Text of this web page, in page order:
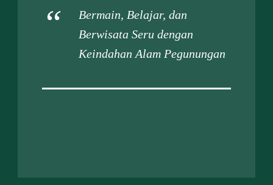
Bermain, Belajar, dan
Berwisata Seru dengan
Keindahan Alam Pegunungan